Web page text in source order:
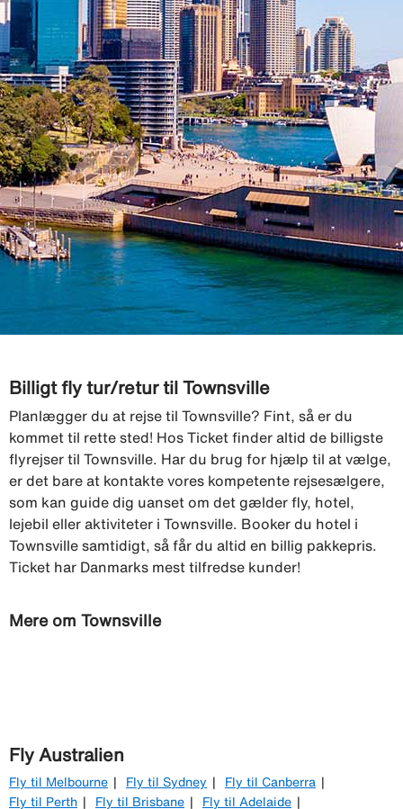
Billigt fly tur/retur til Townsville
Planlægger du at rejse til Townsville? Fint, så er du
kommet til rette sted! Hos Ticket finder altid de billigste
flyrejser til Townsville. Har du brug for hjælp til at vælge,
er det bare at kontakte vores kompetente rejsesælgere,
som kan guide dig uanset om det gælder fly, hotel,
lejebil eller aktiviteter i Townsville. Booker du hotel i
Townsville samtidigt, så får du altid en billig pakkepris.
Ticket har Danmarks mest tilfredse kunder!
Mere om Townsville
Fly Australien
Fly til Melbourne Fly til Sydney
Fly til Canberra
Fly til Perth
Fly til Brisbane
Fly til Adelaide